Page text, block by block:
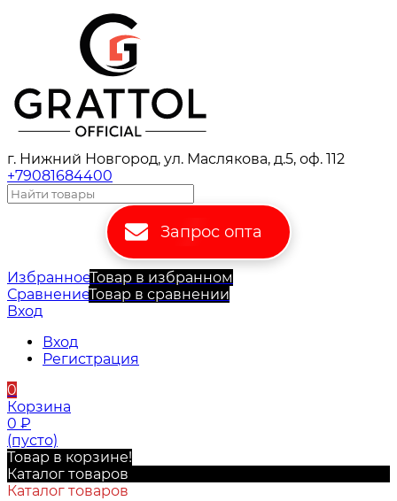
г. Нижний Новгород, ул. Маслякова, д.5, оф. 112
+79081684400
Запрос опта
ИзбранноеТовар в избранном
СравнениеТовар в сравнении
Вход
Вход
Регистрация
0
Корзина
0 ₽
(пусто)
Товар в корзине!
Каталог товаров
Каталог товаров